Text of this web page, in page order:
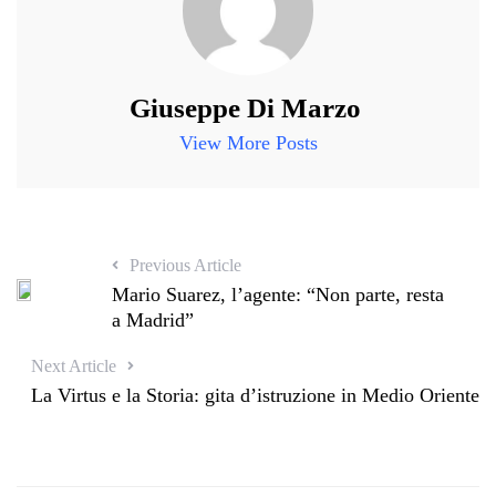
Giuseppe Di Marzo
View More Posts
Previous Article
Mario Suarez, l’agente: “Non parte, resta
a Madrid”
Next Article
La Virtus e la Storia: gita d’istruzione in Medio Oriente